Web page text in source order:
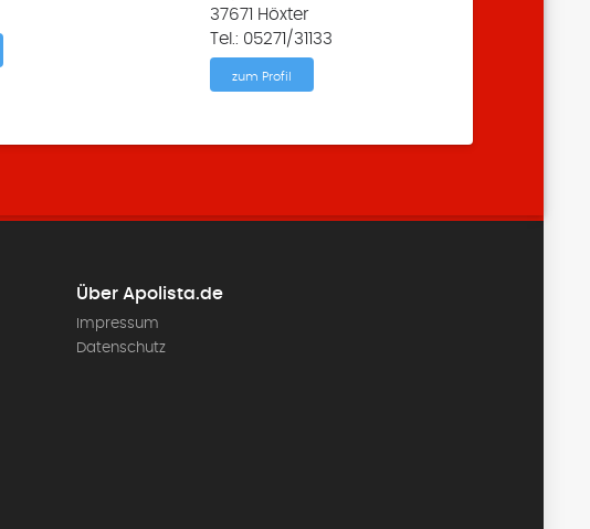
37671 Höxter
Tel.: 05271/31133
zum Profil
Über Apolista.de
Impressum
Datenschutz